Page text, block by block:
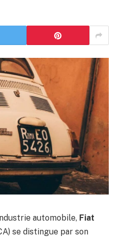
automobile, Fiat
se distingue par son